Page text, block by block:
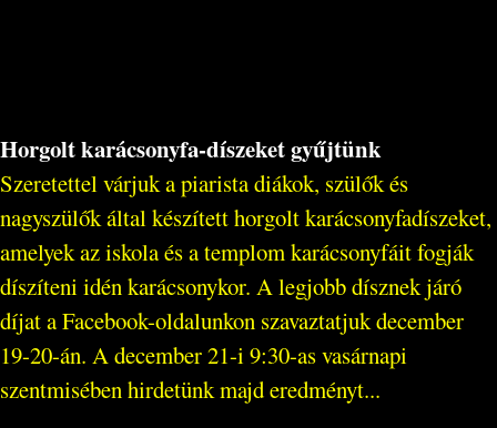
Horgolt karácsonyfa-díszeket gyűjtünk
Szeretettel várjuk a piarista diákok, szülők és
nagyszülők által készített horgolt karácsonyfadíszeket,
amelyek az iskola és a templom karácsonyfáit fogják
díszíteni idén karácsonykor. A legjobb dísznek járó
díjat a Facebook-oldalunkon szavaztatjuk december
19-20-án. A december 21-i 9:30-as vasárnapi
szentmisében hirdetünk majd eredményt...